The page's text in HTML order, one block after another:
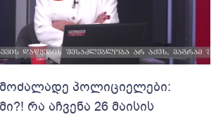
მოძალადე პოლიციელები:
რა აჩვენა 26 მაისის